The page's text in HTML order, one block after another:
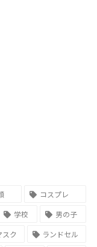
コスプレ
学校
男の子
スク
ランドセル